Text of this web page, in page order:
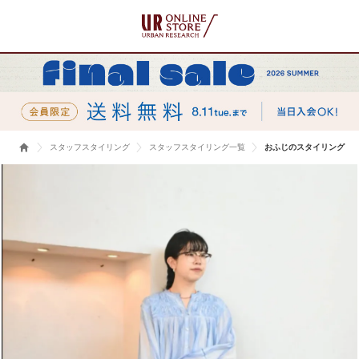
スタッフスタイリング スタッフスタイリング一覧 おふじのスタイリング